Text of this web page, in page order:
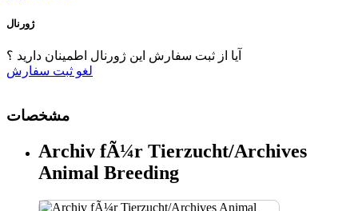
ژورنال
آیا از ثبت سفارش این ژورنال اطمینان دارید ؟
لغو ثبت سفارش
مشخصات
Archiv fÃ¼r Tierzucht/Archives
Animal Breeding